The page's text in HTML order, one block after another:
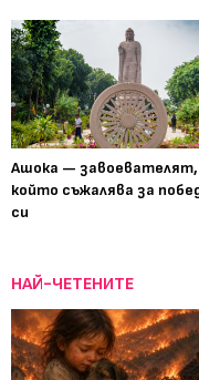
Ашока — завоевателят,
който съжалява за
си
НАЙ-ЧЕТЕНИТЕ